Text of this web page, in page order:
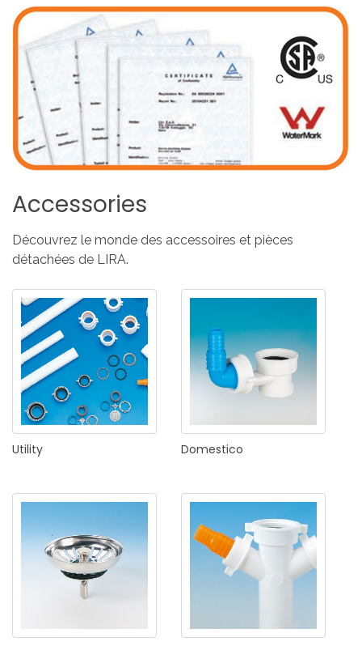
Accessories
Découvrez le monde des accessoires et pièces
détachées de LIRA.
Utility Domestico